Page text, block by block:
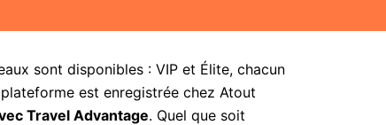
sont disponibles : VIP et Élite, chacun
est enregistrée chez Atout
Travel Advantage. Quel que soit